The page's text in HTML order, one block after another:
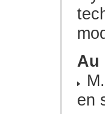
Au
en